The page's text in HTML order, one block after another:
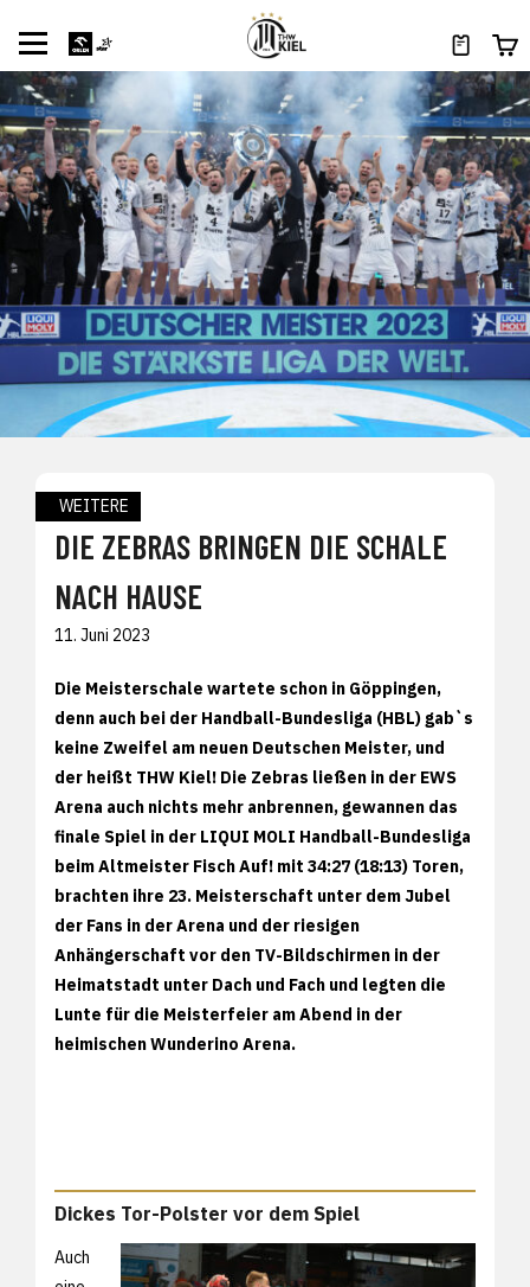
WEITERE
DIE ZEBRAS BRINGEN DIE SCHALE
NACH HAUSE
11. Juni 2023
Die Meisterschale wartete schon in Göppingen,
denn auch bei der Handball-Bundesliga (HBL) gab`s
keine Zweifel am neuen Deutschen Meister, und
der heißt THW Kiel! Die Zebras ließen in der EWS
Arena auch nichts mehr anbrennen, gewannen das
finale Spiel in der LIQUI MOLI Handball-Bundesliga
beim Altmeister Fisch Auf! mit 34:27 (18:13) Toren,
brachten ihre 23. Meisterschaft unter dem Jubel
der Fans in der Arena und der riesigen
Anhängerschaft vor den TV-Bildschirmen in der
Heimatstadt unter Dach und Fach und legten die
Lunte für die Meisterfeier am Abend in der
heimischen Wunderino Arena.
Dickes Tor-Polster vor dem Spiel
Auch